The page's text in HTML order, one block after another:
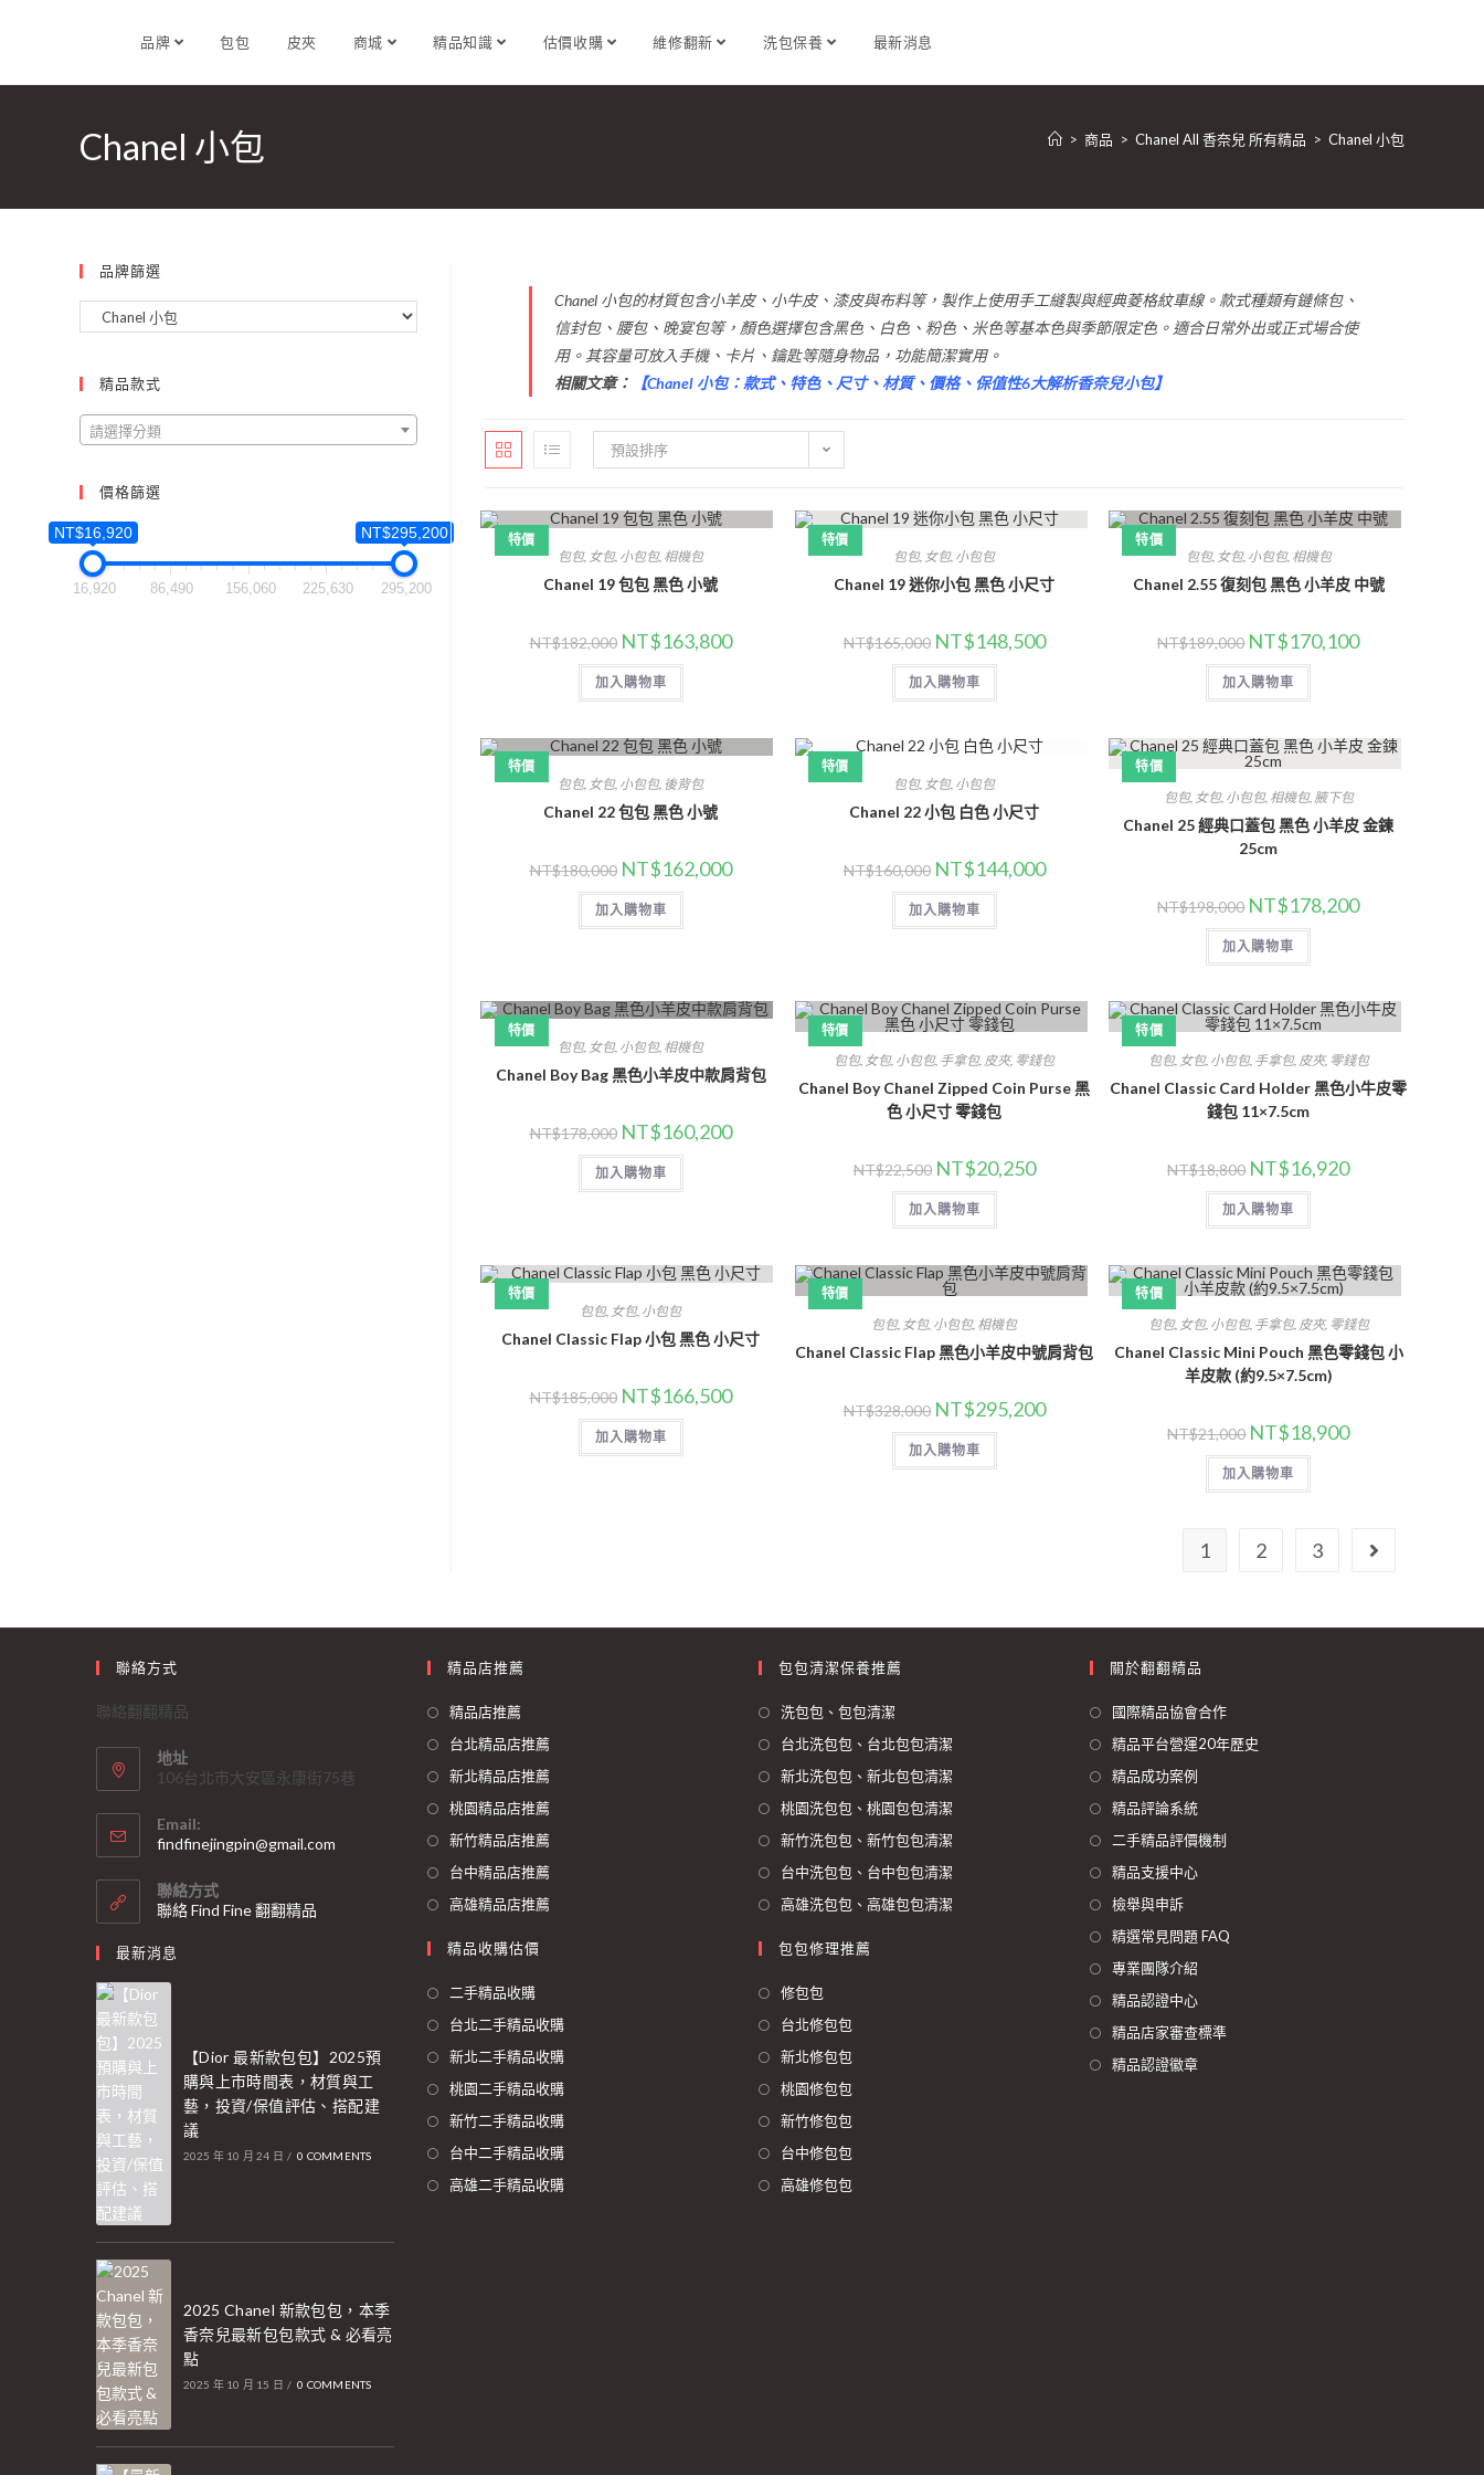
品牌 包包 皮夾 商城 精品知識 估價收購 維修翻新 洗包保養 最新消息
Chanel 小包 > 商品 > Chanel All 香奈兒 所有精品 > Chanel 小包
品牌篩選
精品款式
請選擇分類
價格篩選
NT$16,920 NT$295,200
16,920 86,490 156,060 225,630 295,200
Chanel 小包的材質包含小羊皮、小牛皮、漆皮與布料等，製作上使用手工縫製與經典菱格紋車線。款式種類有鏈條包、
信封包、腰包、晚宴包等，顏色選擇包含黑色、白色、粉色、米色等基本色與季節限定色。適合日常外出或正式場合使
用。其容量可放入手機、卡片、鑰匙等隨身物品，功能簡潔實用。
相關文章：
【Chanel 小包：款式、特色、尺寸、材質、價格、保值性6大解析香奈兒小包】
預設排序
特價
包包, 女包, 小包包, 相機包
Chanel 19 包包 黑色 小號
NT$182,000 NT$163,800
加入購物車
特價
包包, 女包, 小包包
Chanel 19 迷你小包 黑色 小尺寸
NT$165,000 NT$148,500
加入購物車
特價
包包, 女包, 小包包, 相機包
Chanel 2.55 復刻包 黑色 小羊皮 中號
NT$189,000 NT$170,100
加入購物車
特價
包包, 女包, 小包包, 後背包
Chanel 22 包包 黑色 小號
NT$180,000 NT$162,000
加入購物車
特價
包包, 女包, 小包包
Chanel 22 小包 白色 小尺寸
NT$160,000 NT$144,000
加入購物車
特價
包包, 女包, 小包包, 相機包, 腋下包
Chanel 25 經典口蓋包 黑色 小羊皮 金鍊
25cm
NT$198,000 NT$178,200
加入購物車
特價
包包, 女包, 小包包, 相機包
Chanel Boy Bag 黑色小羊皮中款肩背包
NT$178,000 NT$160,200
加入購物車
特價
包包, 女包, 小包包, 手拿包, 皮夾, 零錢包
Chanel Boy Chanel Zipped Coin Purse 黑
色 小尺寸 零錢包
NT$22,500 NT$20,250
加入購物車
特價
包包, 女包, 小包包, 手拿包, 皮夾, 零錢包
Chanel Classic Card Holder 黑色小牛皮零
錢包 11×7.5cm
NT$18,800 NT$16,920
加入購物車
特價
包包, 女包, 小包包
Chanel Classic Flap 小包 黑色 小尺寸
NT$185,000 NT$166,500
加入購物車
特價
包包, 女包, 小包包, 相機包
Chanel Classic Flap 黑色小羊皮中號肩背包
NT$328,000 NT$295,200
加入購物車
特價
包包, 女包, 小包包, 手拿包, 皮夾, 零錢包
Chanel Classic Mini Pouch 黑色零錢包 小
羊皮款 (約9.5×7.5cm)
NT$21,000 NT$18,900
加入購物車
1 2 3
聯絡方式
聯絡翻翻精品
地址
106台北市大安區永康街75巷
Email:
findfinejingpin@gmail.com
聯絡方式
聯絡 Find Fine 翻翻精品
最新消息
【Dior 最新款包包】2025預
購與上市時間表，材質與工
藝，投資/保值評估、搭配建
議
2025 年 10 月 24 日 / 0 COMMENTS
2025 Chanel 新款包包，本季
香奈兒最新包包款式 & 必看亮
點
2025 年 10 月 15 日 / 0 COMMENTS
精品店推薦
精品店推薦
台北精品店推薦
新北精品店推薦
桃園精品店推薦
新竹精品店推薦
台中精品店推薦
高雄精品店推薦
精品收購估價
二手精品收購
台北二手精品收購
新北二手精品收購
桃園二手精品收購
新竹二手精品收購
台中二手精品收購
高雄二手精品收購
包包清潔保養推薦
洗包包、包包清潔
台北洗包包、台北包包清潔
新北洗包包、新北包包清潔
桃園洗包包、桃園包包清潔
新竹洗包包、新竹包包清潔
台中洗包包、台中包包清潔
高雄洗包包、高雄包包清潔
包包修理推薦
修包包
台北修包包
新北修包包
桃園修包包
新竹修包包
台中修包包
高雄修包包
關於翻翻精品
國際精品協會合作
精品平台營運20年歷史
精品成功案例
精品評論系統
二手精品評價機制
精品支援中心
檢舉與申訴
精選常見問題 FAQ
專業團隊介紹
精品認證中心
精品店家審查標準
精品認證徽章